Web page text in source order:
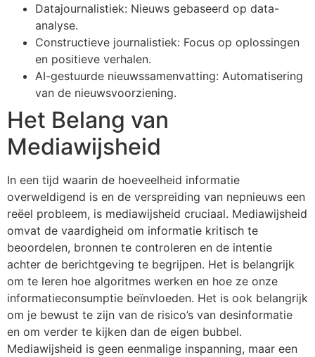
Datajournalistiek: Nieuws gebaseerd op data-
analyse.
Constructieve journalistiek: Focus op oplossingen
en positieve verhalen.
AI-gestuurde nieuwssamenvatting: Automatisering
van de nieuwsvoorziening.
Het Belang van
Mediawijsheid
In een tijd waarin de hoeveelheid informatie
overweldigend is en de verspreiding van nepnieuws een
reëel probleem, is mediawijsheid cruciaal. Mediawijsheid
omvat de vaardigheid om informatie kritisch te
beoordelen, bronnen te controleren en de intentie
achter de berichtgeving te begrijpen. Het is belangrijk
om te leren hoe algoritmes werken en hoe ze onze
informatieconsumptie beïnvloeden. Het is ook belangrijk
om je bewust te zijn van de risico’s van desinformatie
en om verder te kijken dan de eigen bubbel.
Mediawijsheid is geen eenmalige inspanning, maar een